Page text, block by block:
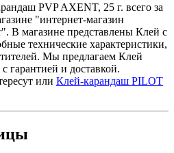
PVP AXENT, 25 г. всего за
"интернет-магазин
В магазине представлены Клей с
технические характеристики,
Мы предлагаем Клей
гарантией и доставкой.
или Клей-карандаш PILOT